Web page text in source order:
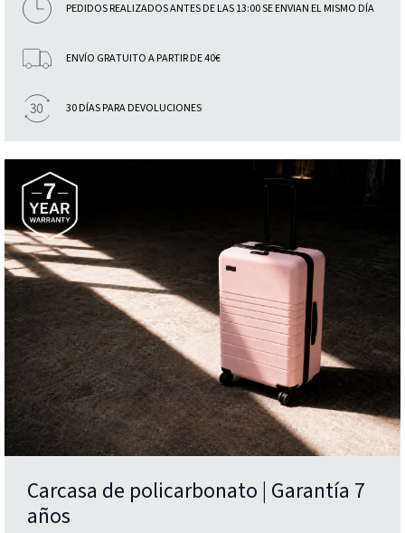
PEDIDOS REALIZADOS ANTES DE LAS 13:00 SE ENVIAN EL MISMO DÍA
ENVÍO GRATUITO A PARTIR DE 40€
30 DÍAS PARA DEVOLUCIONES
Carcasa de policarbonato | Garantía 7
años